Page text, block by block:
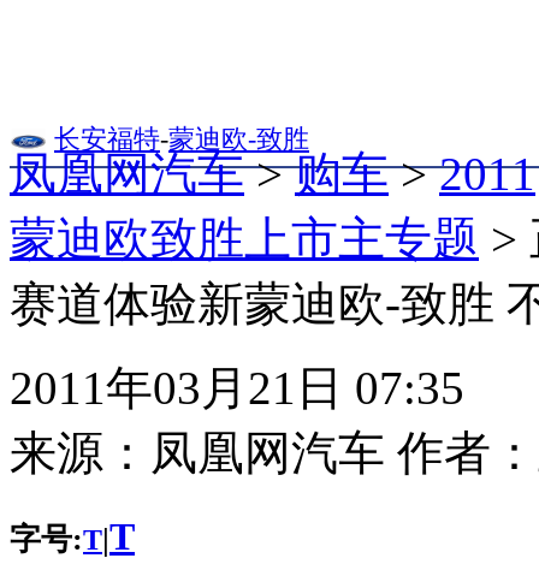
长安福特-蒙迪欧-致胜
凤凰网汽车>购车>2011
蒙迪欧致胜上市主专题 >
赛道体验新蒙迪欧-致胜
2011年03月21日 07:35
来源： 凤凰网汽车 作者：
字号:T|T